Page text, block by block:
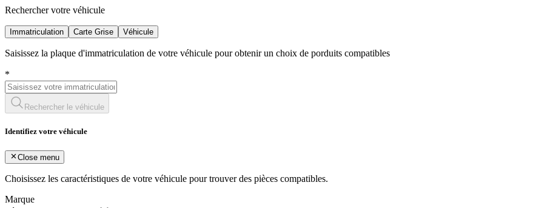
Rechercher votre véhicule
Immatriculation Carte Grise Véhicule
Saisissez la plaque d'immatriculation de votre véhicule pour obtenir un choix de porduits compatibles
*
Rechercher le véhicule
Identifiez votre véhicule
Close menu
Choisissez les caractéristiques de votre véhicule pour trouver des pièces compatibles.
Marque